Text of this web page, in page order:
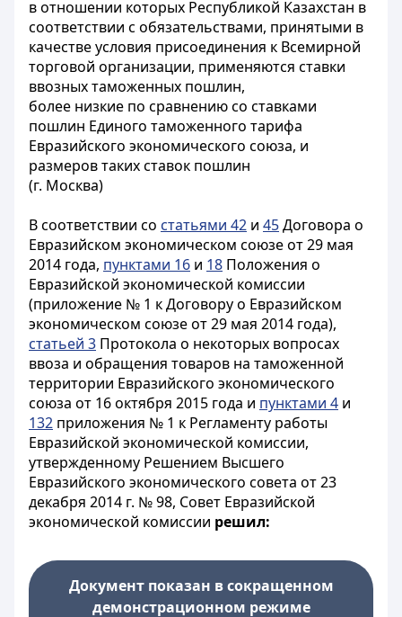
в отношении которых Республикой Казахстан в
соответствии с обязательствами, принятыми в
качестве условия присоединения к Всемирной
торговой организации, применяются ставки
ввозных таможенных пошлин,
более низкие по сравнению со ставками
пошлин Единого таможенного тарифа
Евразийского экономического союза, и
размеров таких ставок пошлин
(г. Москва)
В соответствии со статьями 42 и 45Договора о
Евразийском экономическом союзе от 29 мая
2014 года, пунктами 16 и 18 Положения о
Евразийской экономической комиссии
(приложение № 1 к Договору о Евразийском
экономическом союзе от 29 мая 2014 года),
статьей 3 Протокола о некоторых вопросах
ввоза и обращения товаров на таможенной
территории Евразийского экономического
союза от 16 октября 2015 года и пунктами 4 и
132 приложения № 1 к Регламенту работы
Евразийской экономической комиссии,
утвержденному Решением Высшего
Евразийского экономического совета от 23
декабря 2014 г. № 98, Совет Евразийской
экономической комиссии решил:
Документ показан в сокращенном
демонстрационном режиме